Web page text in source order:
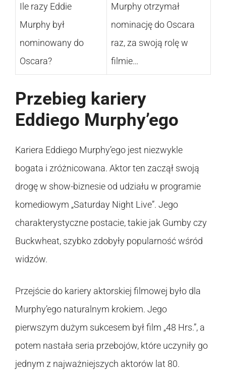
Ile razy Eddie
Murphy był
nominowany do
Oscara?
Murphy otrzymał
nominację do Oscara
raz, za swoją rolę w
filmie…
Przebieg kariery
Eddiego Murphy’ego
Kariera Eddiego Murphy’ego jest niezwykle
bogata i zróżnicowana. Aktor ten zaczął swoją
drogę w show-biznesie od udziału w programie
komediowym „Saturday Night Live”. Jego
charakterystyczne postacie, takie jak Gumby czy
Buckwheat, szybko zdobyły popularność wśród
widzów.
Przejście do kariery aktorskiej filmowej było dla
Murphy’ego naturalnym krokiem. Jego
pierwszym dużym sukcesem był film „48 Hrs.”, a
potem nastała seria przebojów, które uczyniły go
jednym z najważniejszych aktorów lat 80.